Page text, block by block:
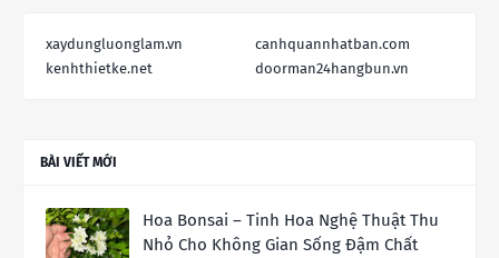
xaydungluonglam.vn
canhquannhatban.com
kenhthietke.net
doorman24hangbun.vn
BÀI VIẾT MỚI
Hoa Bonsai – Tinh Hoa Nghệ Thuật Thu
Nhỏ Cho Không Gian Sống Đậm Chất